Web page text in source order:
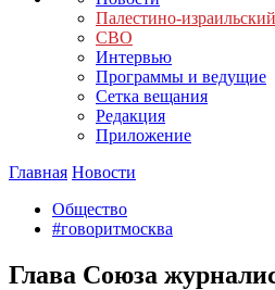
Палестино-
СВО
Интервью
Программы и ведущие
Сетка вещания
Редакция
Приложение
Главная Новости
Общество
#говоритмосква
Глава Союза